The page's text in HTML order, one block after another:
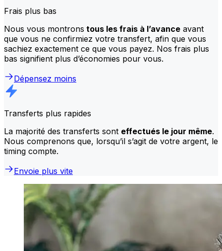
Frais plus bas
Nous vous montrons tous les frais à l’avance avant
que vous ne confirmiez votre transfert, afin que vous
sachiez exactement ce que vous payez. Nos frais plus
bas signifient plus d’économies pour vous.
Dépensez moins
Transferts plus rapides
La majorité des transferts sont effectués le jour même.
Nous comprenons que, lorsqu’il s’agit de votre argent, le
timing compte.
Envoie plus vite